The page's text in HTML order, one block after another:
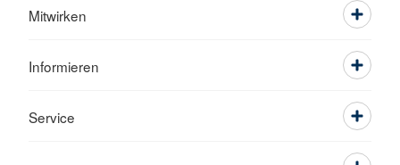
Mitwirken
Informieren
Service